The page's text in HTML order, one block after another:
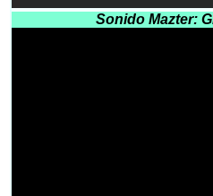
Sonido Mazter: